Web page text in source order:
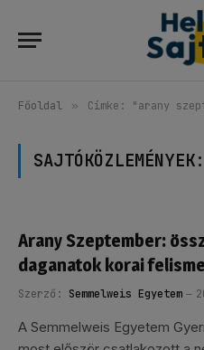
Főoldal » Címke: "arany
Arany Szeptember:
daganatok korai
Szerző: Semmelweis Egyetem
A Semmelweis Egyetem